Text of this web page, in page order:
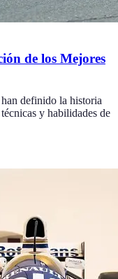
de los Mejores
definido la historia
y habilidades de